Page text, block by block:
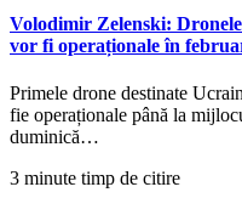
Volodimir Zelenski:
vor fi operaționale în
Primele drone destinate
fie operaționale până la
duminică…
3 minute timp de citire